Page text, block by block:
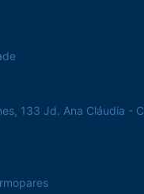
133 Jd. Ana Cláudia -